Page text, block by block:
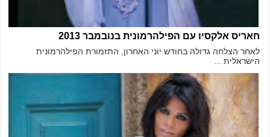
חאריס אלקסיו עם הפילהרמונית בנובמבר 2013
לאחר הצלחה גדולה בחודש יוני האחרון, התזמורת הפילהרמונית
הישראלית ...